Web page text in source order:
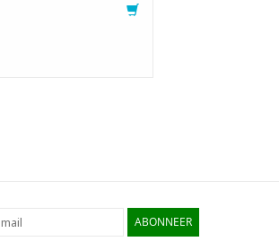
ABONNEER